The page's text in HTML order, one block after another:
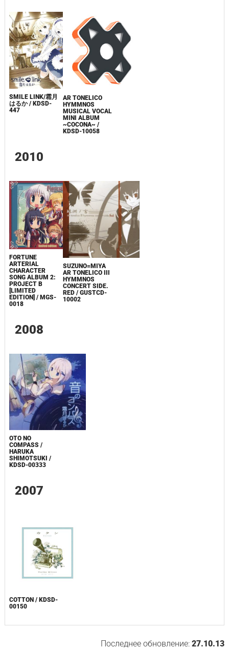
SMILE LINK/霜月
はるか / KDSD-
447
AR TONELICO
HYMMNOS
MUSICAL VOCAL
MINI ALBUM
~COCONA~ /
KDSD-10058
2010
FORTUNE
ARTERIAL
CHARACTER
SONG ALBUM 2:
PROJECT B
[LIMITED
EDITION] / MGS-
0018
SUZUNO=MIYA
AR TONELICO III
HYMMNOS
CONCERT SIDE.
RED / GUSTCD-
10002
2008
OTO NO
COMPASS /
HARUKA
SHIMOTSUKI /
KDSD-00333
2007
COTTON / KDSD-
00150
Последнее обновление:27.10.13